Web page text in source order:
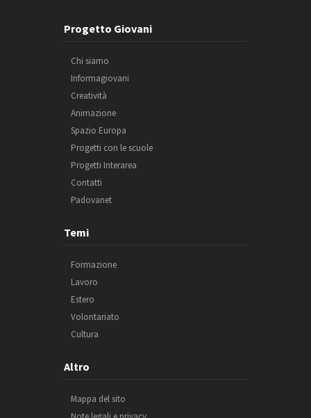
Progetto Giovani
Chi siamo
Informagiovani
Creatività
Animazione
Spazio Europa
Progetti con le scuole
Progetti Interarea
Contatti
Padovanet
Temi
Formazione
Lavoro
Estero
Volontariato
Cultura
Altro
Mappa del sito